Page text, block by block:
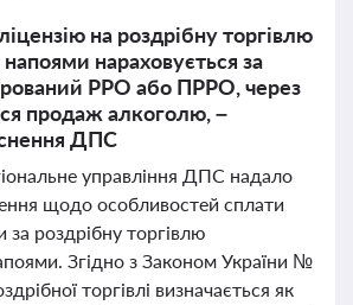
на роздрібну торгівлю
нараховується за
РРО або ПРРО, через
продаж алкоголю, –
ДПС
управління ДПС надало
щодо особливостей сплати
за роздрібну торгівлю
Згідно з Законом України №
торгівлі визначається як